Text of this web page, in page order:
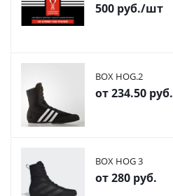
500 руб./шт
BOX HOG.2
от234.50 руб.
BOX HOG 3
от280 руб.